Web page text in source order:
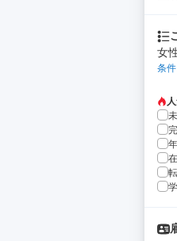
女
条